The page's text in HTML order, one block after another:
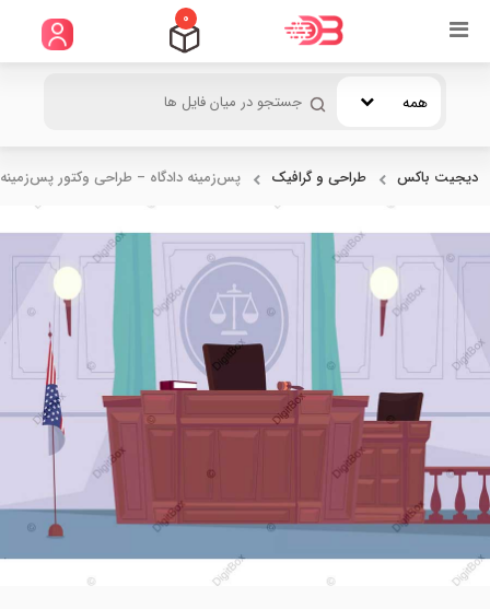
0
همه
دیجیت باکس طراحی و گرافیک پس‌زمینه دادگاه – طراحی وکتور